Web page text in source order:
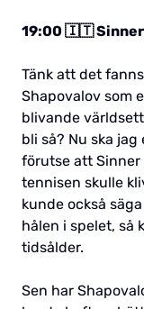
19:00 🇮🇹
Tänk att det
Shapovalov som
blivande
bli så? Nu ska
förutse att Sinner
tennisen skulle
kunde också
hålen i spelet, så
tidsålder.
Sen har